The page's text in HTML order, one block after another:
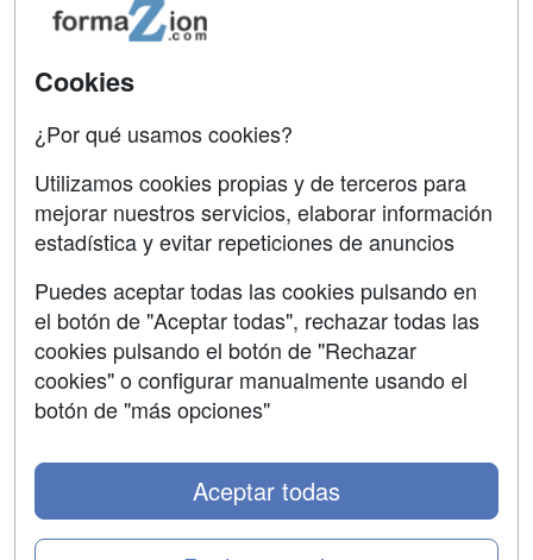
Confidencialidad
Aviso legal
Grupo formazion:
Copyright 2000-2026 Formazion Web, S.L. - Calle
Fermín Caballero, 62 - 28034 Madrid Tel: 91 533 70 78
Cookies
¿Por qué usamos cookies?
Utilizamos cookies propias y de terceros para
mejorar nuestros servicios, elaborar información
estadística y evitar repeticiones de anuncios
Puedes aceptar todas las cookies pulsando en
el botón de "Aceptar todas", rechazar todas las
cookies pulsando el botón de "Rechazar
cookies" o configurar manualmente usando el
botón de "más opciones"
Aceptar todas